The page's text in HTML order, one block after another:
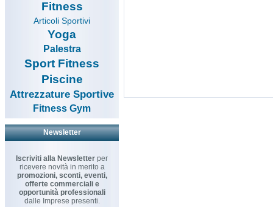
Fitness
Articoli Sportivi
Yoga
Palestra
Sport Fitness
Piscine
Attrezzature Sportive
Fitness Gym
Newsletter
Iscriviti alla Newsletter per
ricevere novità in merito a
promozioni, sconti, eventi,
offerte commerciali e
opportunità professionali
dalle Imprese presenti.